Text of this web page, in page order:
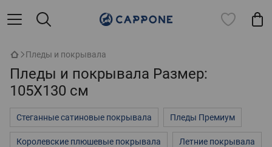
Пледы и покрывала
Пледы и покрывала Размер:
105X130 см
Стеганные сатиновые покрывала Пледы Премиум
Королевские плюшевые покрывала Летние покрывала